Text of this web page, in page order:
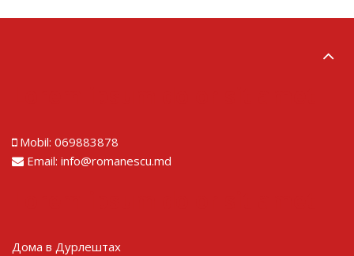
Mobil: 069883878
Email: info@romanescu.md
Дома в Дурлештах